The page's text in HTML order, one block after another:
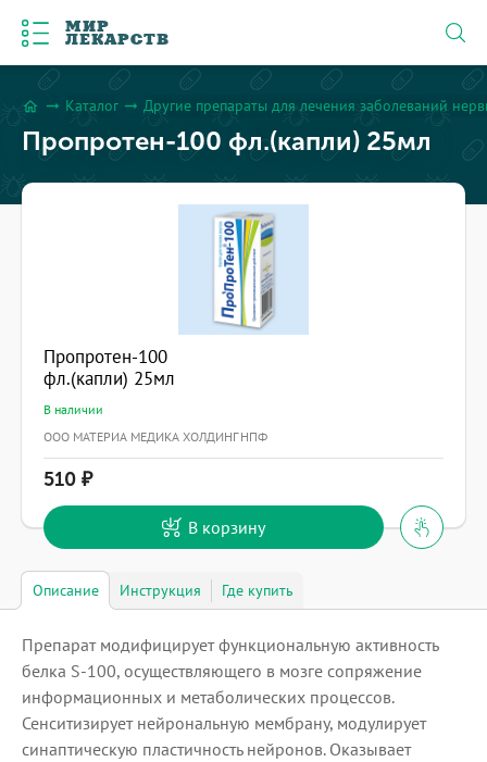
МИР
ЛЕКАРСТВ
home arrow_right_alt Каталог arrow_right_alt Другие препараты для лечения заболеваний
Пропротен-100 фл.(капли) 25мл
Пропротен-100
фл.(капли) 25мл
В наличии
ООО МАТЕРИА МЕДИКА ХОЛДИНГ НПФ
510
В корзину
Описание Инструкция Где купить
Препарат модифицирует функциональную активность
белка S-100, осуществляющего в мозге сопряжение
информационных и метаболических процессов.
Сенситизирует нейрональную мембрану, модулирует
синаптическую пластичность нейронов. Оказывает